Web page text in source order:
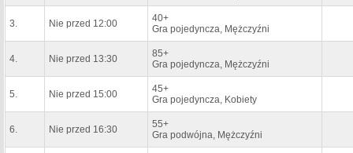
3. Nie przed 12:00
40+
Gra pojedyncza, Mężczyźni
4. Nie przed 13:30
85+
Gra pojedyncza, Mężczyźni
5. Nie przed 15:00
45+
Gra pojedyncza, Kobiety
6. Nie przed 16:30
55+
Gra podwójna, Mężczyźni